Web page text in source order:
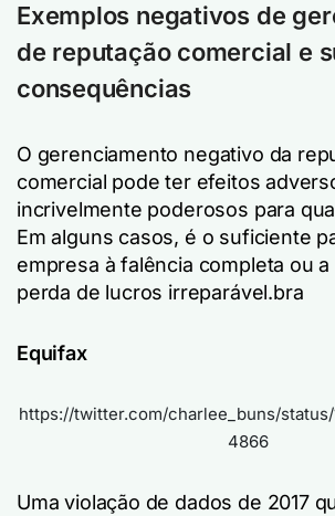
Exemplos negativos de
de reputação comercial e
consequências
O gerenciamento negativo da
comercial pode ter efeitos
incrivelmente poderosos para
Em alguns casos, é o suficiente
empresa à falência completa ou
perda de lucros irreparável.bra
Equifax
https://twitter.com/charlee_buns/status/
4866
Uma violação de dados de 2017